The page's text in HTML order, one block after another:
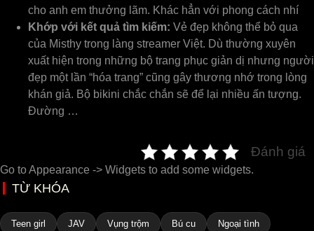
cho anh em thưởng lãm. Khác hẳn với phong cách nhí
Khớp với kết quả tìm kiếm: Vẻ đẹp không thể bỏ qua
của Misthy trong làng streamer Việt. Dù thường xuyên
xuất hiện trong những bộ trang phục giản dị nhưng người
đẹp một lần “hóa trang” cũng gây thương nhớ trong lòng
khán giả. Bộ bikini chắc chắn sẽ để lại nhiều ấn tượng.
Đường …
Đánh giá
Go to Appearance -> Widgets to add some widgets.
TỪ KHÓA
Teen girl JAV Vụng trộm Bú cu Ngoại tình